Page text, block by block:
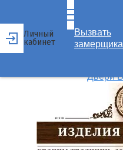
Личный
кабинет
Вызвать
замерщика